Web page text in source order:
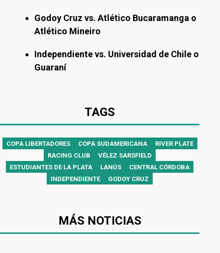
Godoy Cruz vs. Atlético Bucaramanga o
Atlético Mineiro
Independiente vs. Universidad de Chile o
Guaraní
TAGS
COPA LIBERTADORES COPA SUDAMERICANA
RIVER PLATE
RACING CLUB
VÉLEZ SARSFIELD
ESTUDIANTES DE LA PLATA
LANÚS
CENTRAL CÓRDOBA
INDEPENDIENTE
GODOY CRUZ
MÁS NOTICIAS